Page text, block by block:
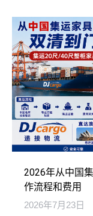
2026年从中国
作流程和费用
2026年7月23日